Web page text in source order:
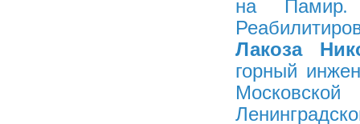
на
Лакоза
горный